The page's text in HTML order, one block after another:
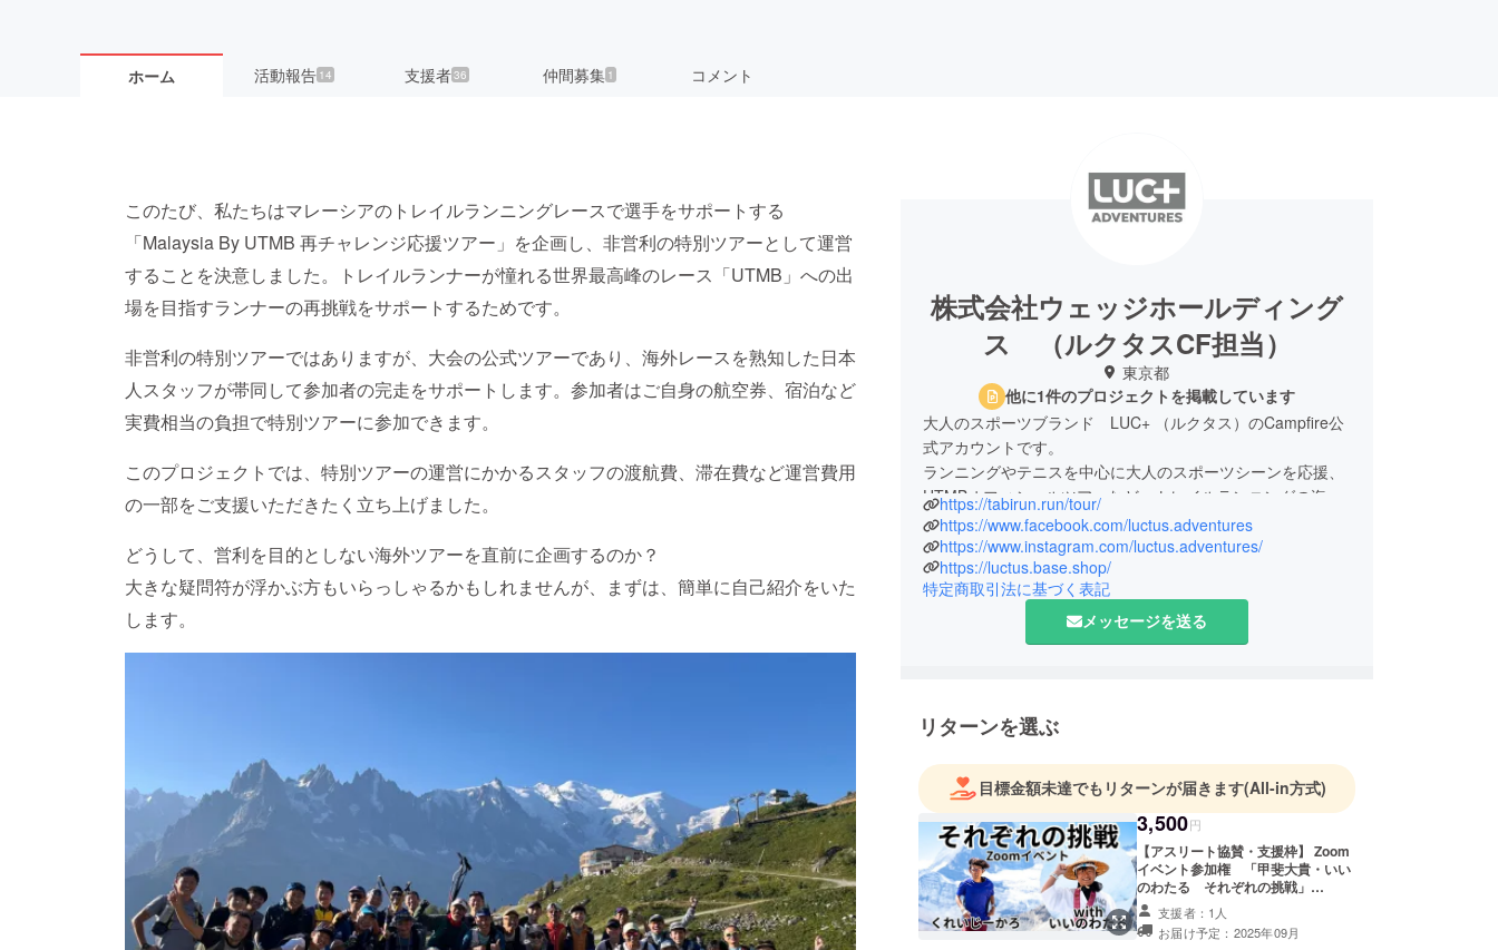
ホーム 活動報告 14 支援者36 仲間募集 1 コメント
このたび、私たちはマレーシアのトレイルランニングレースで選手をサポートする
「Malaysia By UTMB 再チャレンジ応援ツアー」を企画し、非営利の特別ツアーとして運営
することを決意しました。トレイルランナーが憧れる世界最高峰のレース「UTMB」への出
場を目指すランナーの再挑戦をサポートするためです。
非営利の特別ツアーではありますが、大会の公式ツアーであり、海外レースを熟知した日本
人スタッフが帯同して参加者の完走をサポートします。参加者はご自身の航空券、宿泊など
実費相当の負担で特別ツアーに参加できます。
このプロジェクトでは、特別ツアーの運営にかかるスタッフの渡航費、滞在費など運営費用
の一部をご支援いただきたく立ち上げました。
どうして、営利を目的としない海外ツアーを直前に企画するのか？
大きな疑問符が浮かぶ方もいらっしゃるかもしれませんが、まずは、簡単に自己紹介をいた
します。
株式会社ウェッジホールディング
ス （ルクタスCF担当）
東京都
他に1件のプロジェクトを掲載しています
大人のスポーツブランド LUC+ （ルクタス）のCampfire公
式アカウントです。
ランニングやテニスを中心に大人のスポーツシーンを応援、
UTMBオフィシャルツアーなど、トレイルランニングの海外
レース参加ツアーの運営なども行っています。
当クラウドファンディングにおいてはルクタスのグループ会
社株式会社ウェッジホールディングスが運営を代行・支援し
https://tabirun.run/tour/
https://www.facebook.com/luctus.adventures
https://www.instagram.com/luctus.adventures/
https://luctus.base.shop/
特定商取引法に基づく表記
メッセージを送る
リターンを選ぶ
目標金額未達でもリターンが届きます(All-in方式)
3,500円
【アスリート協賛・支援枠】 Zoom
イベント参加権 「甲斐大貴・いい
のわたる それぞれの挑戦」
−Western States10位 くれいじーか
ろのこれからと ５大陸ランナーい
いのわたるのオーストラリア横断
支援者：1人
お届け予定：2025年09月